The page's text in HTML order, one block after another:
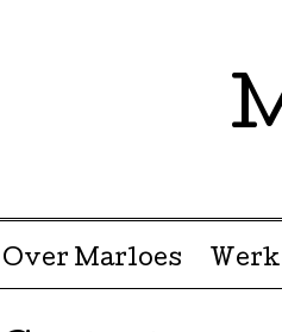
Menu ☰
Skip to content
Over Marloes Werk